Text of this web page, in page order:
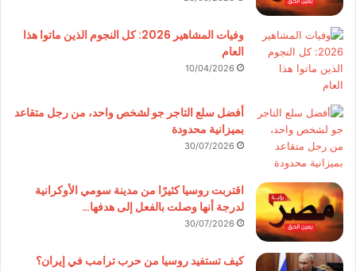
وفيات المشاهير 2026: كل النجوم الذين ماتوا هذا
العام
10/04/2026
أفضل سلع التاجر جو لشخص واحد، من رجل متقاعد
بميزانية محدودة
30/07/2026
اقتربت روسيا كثيرًا من مدينة سومي الأوكرانية
لدرجة أنها وصلت بالفعل إلى هدفها…
30/07/2026
كيف تستفيد روسيا من حرب ترامب في إيران؟